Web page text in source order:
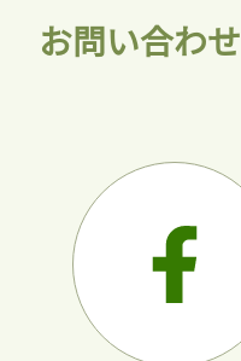
お問い合わせ